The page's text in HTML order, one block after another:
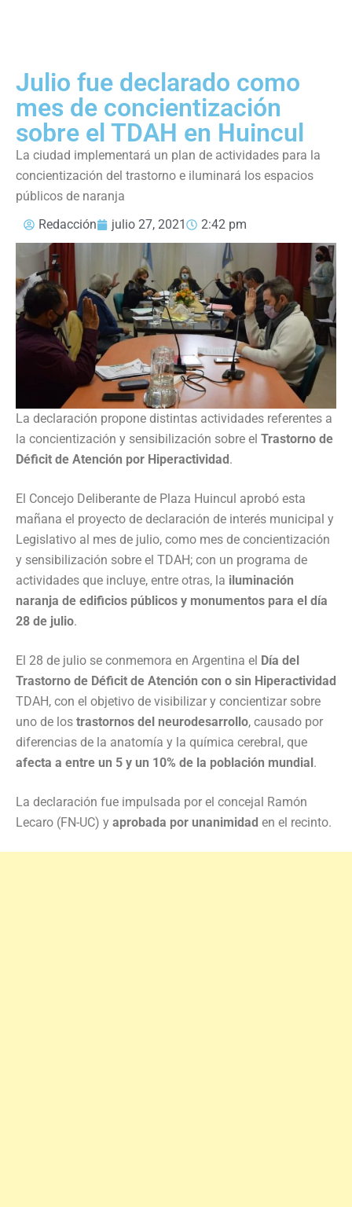
Julio fue declarado como
mes de concientización
sobre el TDAH en Huincul
La ciudad implementará un plan de actividades para la
concientización del trastorno e iluminará los espacios
públicos de naranja
Redacción
julio 27, 2021 2:42 pm
La declaración propone distintas actividades referentes a
la concientización y sensibilización sobre el Trastorno de
Déficit de Atención por Hiperactividad.
El Concejo Deliberante de Plaza Huincul aprobó esta
mañana el proyecto de declaración de interés municipal y
Legislativo al mes de julio, como mes de concientización
y sensibilización sobre el TDAH; con un programa de
actividades que incluye, entre otras, la iluminación
naranja de edificios públicos y monumentos para el día
28 de julio.
El 28 de julio se conmemora en Argentina el Día del
Trastorno de Déficit de Atención con o sin Hiperactividad
TDAH, con el objetivo de visibilizar y concientizar sobre
uno de los trastornos del neurodesarrollo, causado por
diferencias de la anatomía y la química cerebral, que
afecta a entre un 5 y un 10% de la población mundial.
La declaración fue impulsada por el concejal Ramón
Lecaro (FN-UC) y aprobada por unanimidad en el recinto.